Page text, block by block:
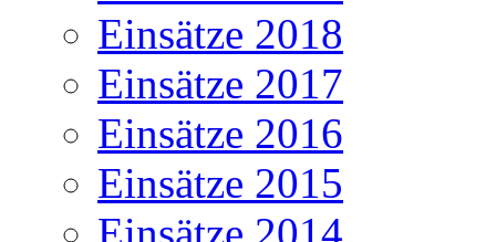
Einsätze 2018
Einsätze 2017
Einsätze 2016
Einsätze 2015